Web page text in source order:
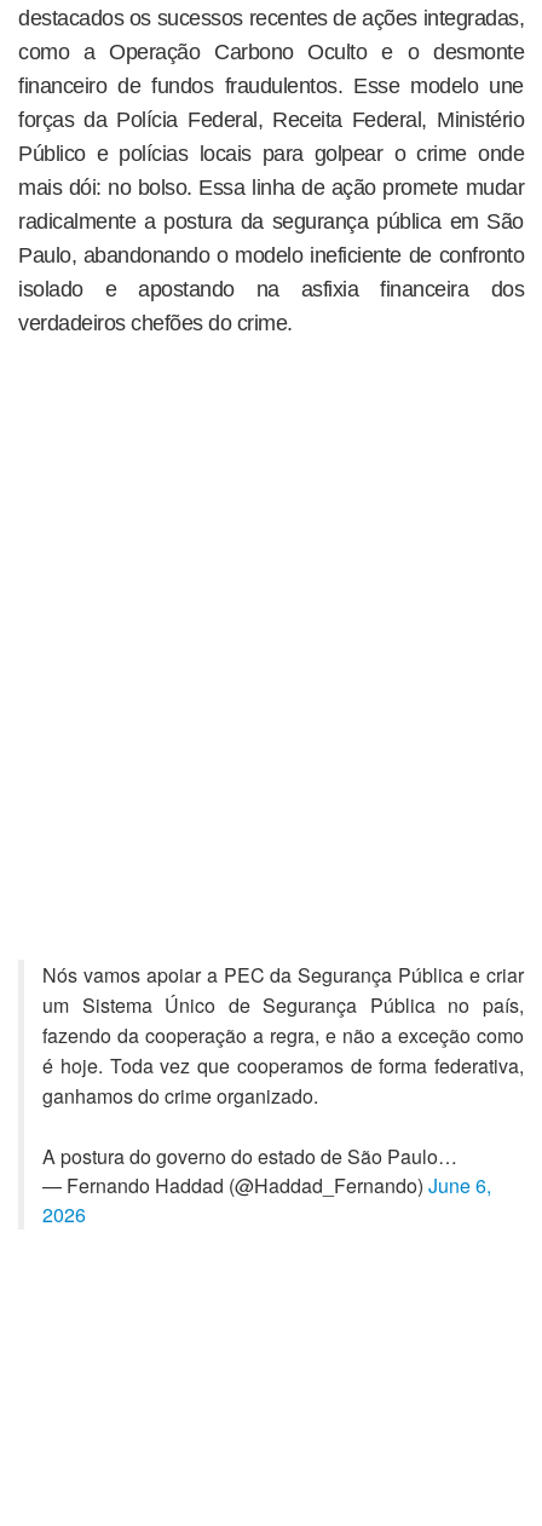
destacados os sucessos recentes de ações integradas,
como a Operação Carbono Oculto e o desmonte
financeiro de fundos fraudulentos. Esse modelo une
forças da Polícia Federal, Receita Federal, Ministério
Público e polícias locais para golpear o crime onde
mais dói: no bolso. Essa linha de ação promete mudar
radicalmente a postura da segurança pública em São
Paulo, abandonando o modelo ineficiente de confronto
isolado e apostando na asfixia financeira dos
verdadeiros chefões do crime.
Nós vamos apoiar a PEC da Segurança Pública e criar
um Sistema Único de Segurança Pública no país,
fazendo da cooperação a regra, e não a exceção como
é hoje. Toda vez que cooperamos de forma federativa,
ganhamos do crime organizado.
A postura do governo do estado de São Paulo…
— Fernando Haddad (@Haddad_Fernando) June 6,
2026